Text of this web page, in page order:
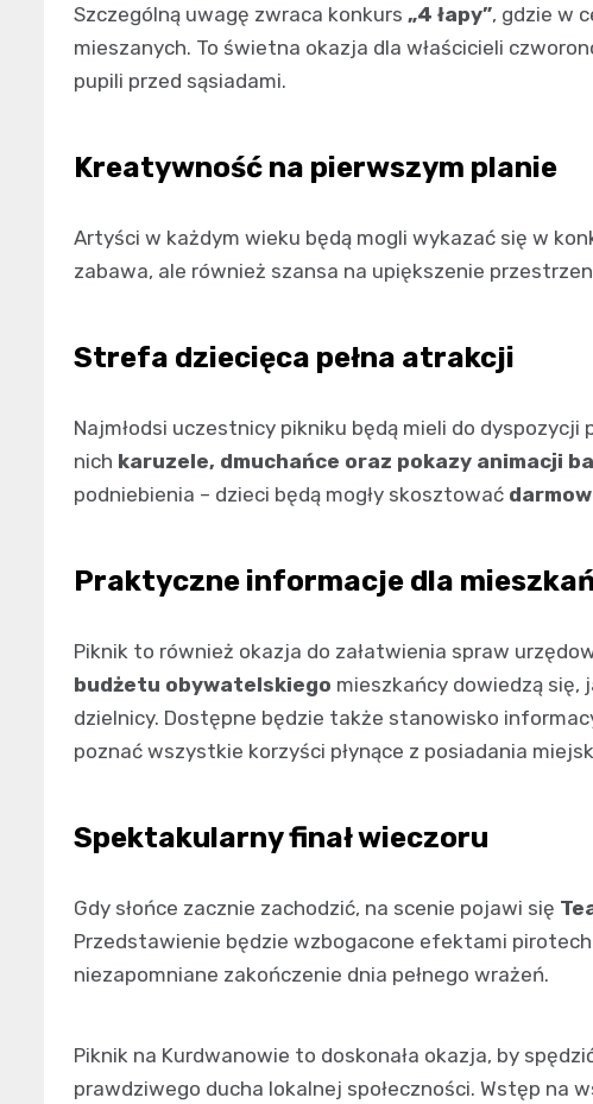
Szczególną uwagę zwraca konkurs „4 łapy”, gdzie w
mieszanych. To świetna okazja dla właścicieli
pupili przed sąsiadami.
Kreatywność na pierwszym planie
Artyści w każdym wieku będą mogli wykazać się w
zabawa, ale również szansa na upiększenie
Strefa dziecięca pełna atrakcji
Najmłodsi uczestnicy pikniku będą mieli do
nich karuzele, dmuchańce oraz pokazy animacji
podniebienia – dzieci będą mogły skosztować
Praktyczne informacje dla
Piknik to również okazja do załatwienia spraw
budżetu obywatelskiego mieszkańcy dowiedzą się,
dzielnicy. Dostępne będzie także stanowisko
poznać wszystkie korzyści płynące z posiadania
Spektakularny finał wieczoru
Gdy słońce zacznie zachodzić, na scenie pojawi się
Przedstawienie będzie wzbogacone efektami
niezapomniane zakończenie dnia pełnego wrażeń.
Piknik na Kurdwanowie to doskonała okazja, by
prawdziwego ducha lokalnej społeczności. Wstęp na